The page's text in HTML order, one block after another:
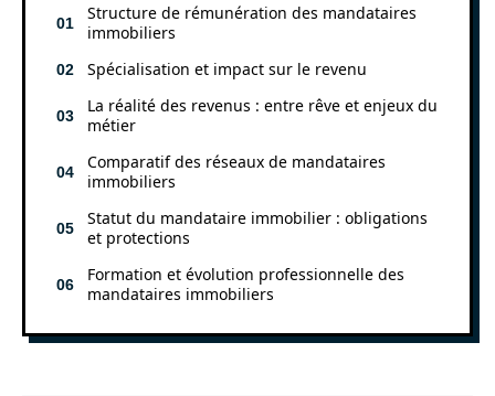
Structure de rémunération des mandataires
immobiliers
Spécialisation et impact sur le revenu
La réalité des revenus : entre rêve et enjeux du
métier
Comparatif des réseaux de mandataires
immobiliers
Statut du mandataire immobilier : obligations
et protections
Formation et évolution professionnelle des
mandataires immobiliers